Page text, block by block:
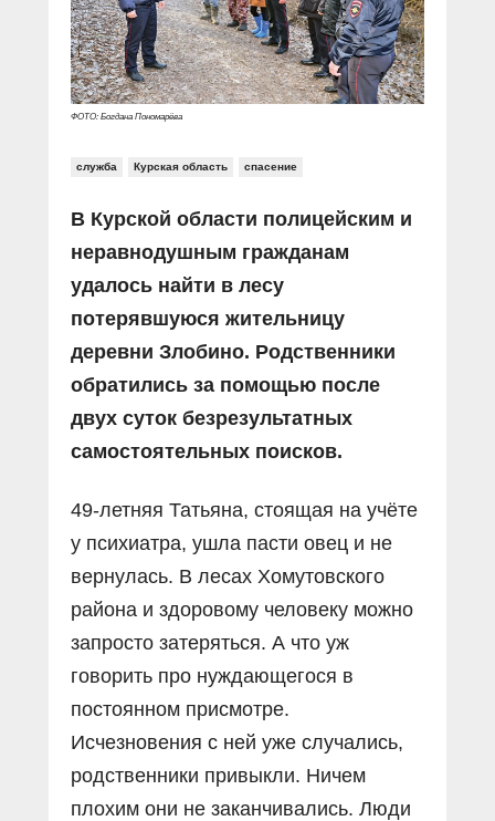
Социальные ролики
Документальные фильмы
Прямой разговор
В знании сила
Специальный репортаж
КиберПОСТОВОЙ
Газета «Щит и меч»
Журнал «Полиция России»
О ПОРТАЛЕ
Контакты
ФОТО: Богдана Пономарёва
служба Курская область спасение
В Курской области полицейским и
неравнодушным гражданам
удалось найти в лесу
потерявшуюся жительницу
деревни Злобино. Родственники
обратились за помощью после
двух суток безрезультатных
самостоятельных поисков.
49-летняя Татьяна, стоящая на учёте
у психиатра, ушла пасти овец и не
вернулась. В лесах Хомутовского
района и здоровому человеку можно
запросто затеряться. А что уж
говорить про нуждающегося в
постоянном присмотре.
Исчезновения с ней уже случались,
родственники привыкли. Ничем
плохим они не заканчивались. Люди